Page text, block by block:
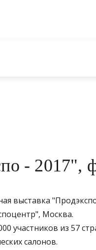
- 2017",
выставка
Москва.
участников из 57
салонов.